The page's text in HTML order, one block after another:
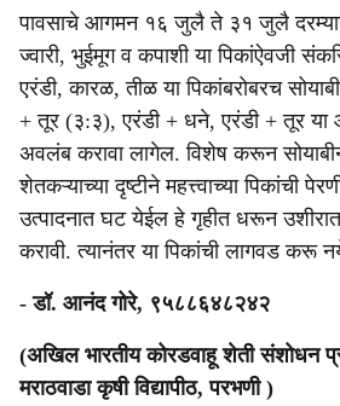
पावसाचे आगमन १६ जुलै ते ३१ जुलै
ज्वारी, भुईमूग व कपाशी या पिकांऐवजी
एरंडी, कारळ, तीळ या पिकांबरोबरच
+ तूर (३:३), एरंडी + धने, एरंडी + तूर या
अवलंब करावा लागेल. विशेष करून
शेतकऱ्याच्या दृष्टीने महत्त्वाच्या पिकांची
उत्पादनात घट येईल हे गृहीत धरून
करावी. त्यानंतर या पिकांची लागवड करू
- डॉ. आनंद गोरे, ९५८८६४८२४२
(अखिल भारतीय कोरडवाहू शेती संशोधन
मराठवाडा कृषी विद्यापीठ, परभणी )